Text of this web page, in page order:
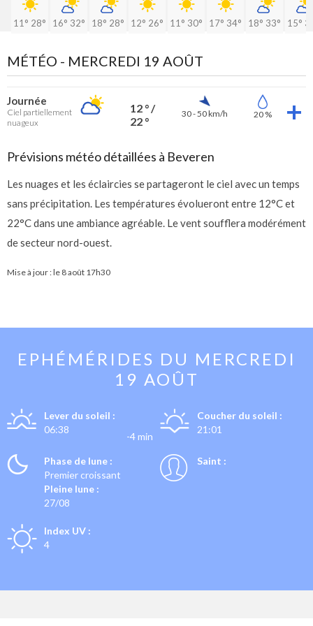
11° 28° 16° 32° 18° 28° 12° 26° 11° 30° 17° 34° 18° 33° 15°
MÉTÉO - MERCREDI 19 AOÛT
Journée
Ciel partiellement
nuageux
12 ° /
22 °
30 - 50 km/h 20 %
Prévisions météo détaillées à Beveren
Les nuages et les éclaircies se partageront le ciel avec un temps
sans précipitation. Les températures évolueront entre 12°C et
22°C dans une ambiance agréable. Le vent soufflera modérément
de secteur nord-ouest.
Mise à jour : le 8 août 17h30
EPHÉMÉRIDES DU MERCREDI
19 AOÛT
Lever du soleil :
06:38
-4 min
Coucher du soleil :
21:01
Phase de lune :
Premier croissant
Pleine lune :
27/08
Saint :
Index UV :
4